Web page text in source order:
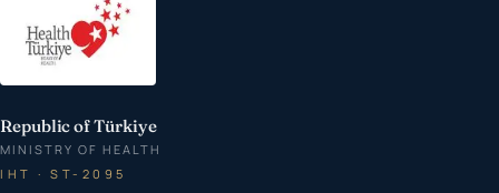
Republic of Türkiye
MINISTRY OF HEALTH
IHT · ST-2095